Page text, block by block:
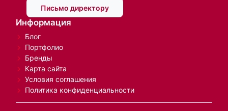
Письмо директору
Информация
Блог
Портфолио
Бренды
Карта сайта
Условия соглашения
Политика конфиденциальности